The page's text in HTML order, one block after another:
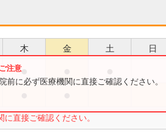
木 金 土 日
●
直接ご確認ください。
に必ず医療機関に直接ご確認ください。